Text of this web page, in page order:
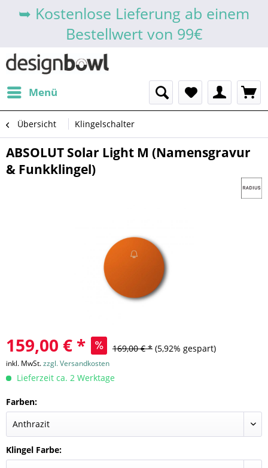
➥ Kostenlose Lieferung ab einem
Bestellwert von 99€
Menü
Übersicht Klingelschalter
ABSOLUT Solar Light M (Namensgravur
& Funkklingel)
159,00 € * 169,00 € * (5,92% gespart)
inkl. MwSt.zzgl. Versandkosten
Lieferzeit ca. 2 Werktage
Farben:
Klingel Farbe: